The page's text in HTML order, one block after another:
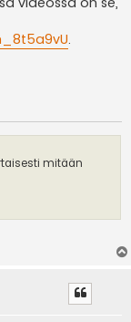
.
mitään